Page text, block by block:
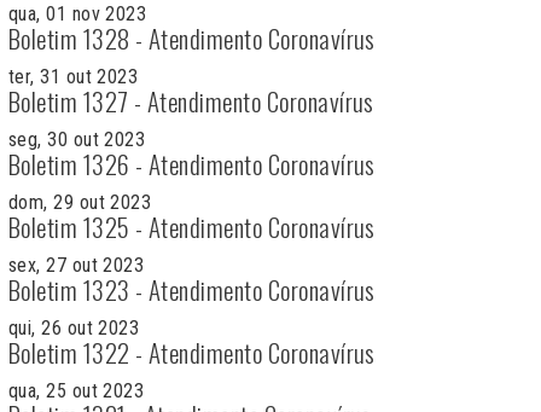
qua, 01 nov 2023
Boletim 1328 - Atendimento Coronavírus
ter, 31 out 2023
Boletim 1327 - Atendimento Coronavírus
seg, 30 out 2023
Boletim 1326 - Atendimento Coronavírus
dom, 29 out 2023
Boletim 1325 - Atendimento Coronavírus
sex, 27 out 2023
Boletim 1323 - Atendimento Coronavírus
qui, 26 out 2023
Boletim 1322 - Atendimento Coronavírus
qua, 25 out 2023